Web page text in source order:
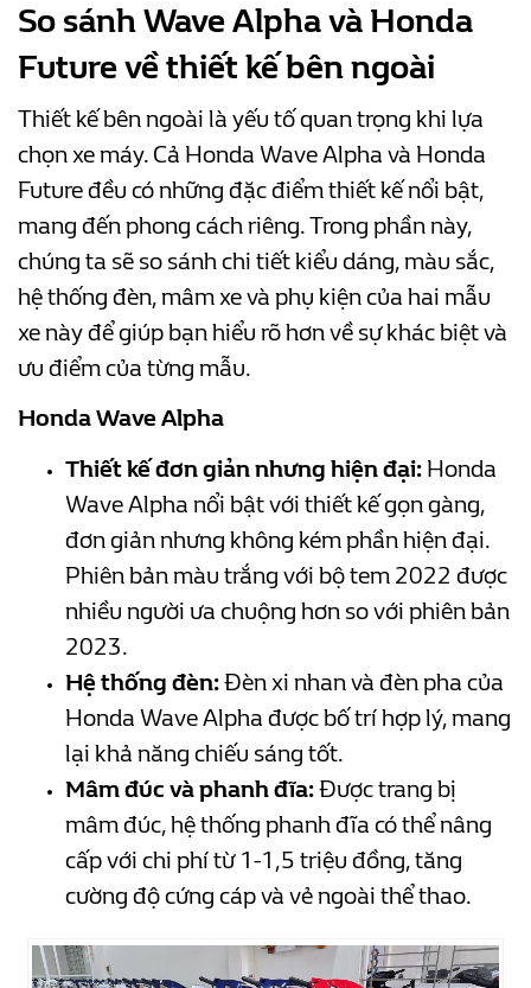
So sánh Wave Alpha và Honda
Future về thiết kế bên ngoài
Thiết kế bên ngoài là yếu tố quan trọng khi lựa
chọn xe máy. Cả Honda Wave Alpha và Honda
Future đều có những đặc điểm thiết kế nổi bật,
mang đến phong cách riêng. Trong phần này,
chúng ta sẽ so sánh chi tiết kiểu dáng, màu sắc,
hệ thống đèn, mâm xe và phụ kiện của hai mẫu
xe này để giúp bạn hiểu rõ hơn về sự khác biệt và
ưu điểm của từng mẫu.
Honda Wave Alpha
Thiết kế đơn giản nhưng hiện đại: Honda
Wave Alpha nổi bật với thiết kế gọn gàng,
đơn giản nhưng không kém phần hiện đại.
Phiên bản màu trắng với bộ tem 2022 được
nhiều người ưa chuộng hơn so với phiên bản
2023.
Hệ thống đèn:Đèn xi nhan và đèn pha của
Honda Wave Alpha được bố trí hợp lý, mang
lại khả năng chiếu sáng tốt.
Mâm đúc và phanh đĩa:Được trang bị
mâm đúc, hệ thống phanh đĩa có thể nâng
cấp với chi phí từ 1-1,5 triệu đồng, tăng
cường độ cứng cáp và vẻ ngoài thể thao.